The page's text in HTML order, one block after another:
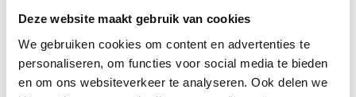
Deze website maakt gebruik van cookies
We gebruiken cookies om content en advertenties te
personaliseren, om functies voor social media te bieden
en om ons websiteverkeer te analyseren. Ook delen we
maakt.
Stap 3 installatie van rubber
puzzel stalmatten: Matten op